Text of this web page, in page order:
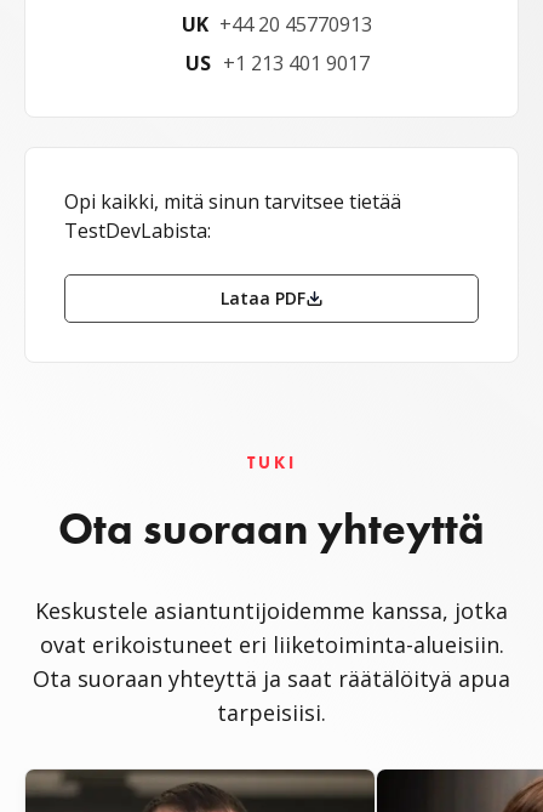
UK +44 20 45770913
US +1 213 401 9017
Opi kaikki, mitä sinun tarvitsee tietää
TestDevLabista:
Lataa PDF
TUKI
Ota suoraan yhteyttä
Keskustele asiantuntijoidemme kanssa, jotka
ovat erikoistuneet eri liiketoiminta-alueisiin.
Ota suoraan yhteyttä ja saat räätälöityä apua
tarpeisiisi.